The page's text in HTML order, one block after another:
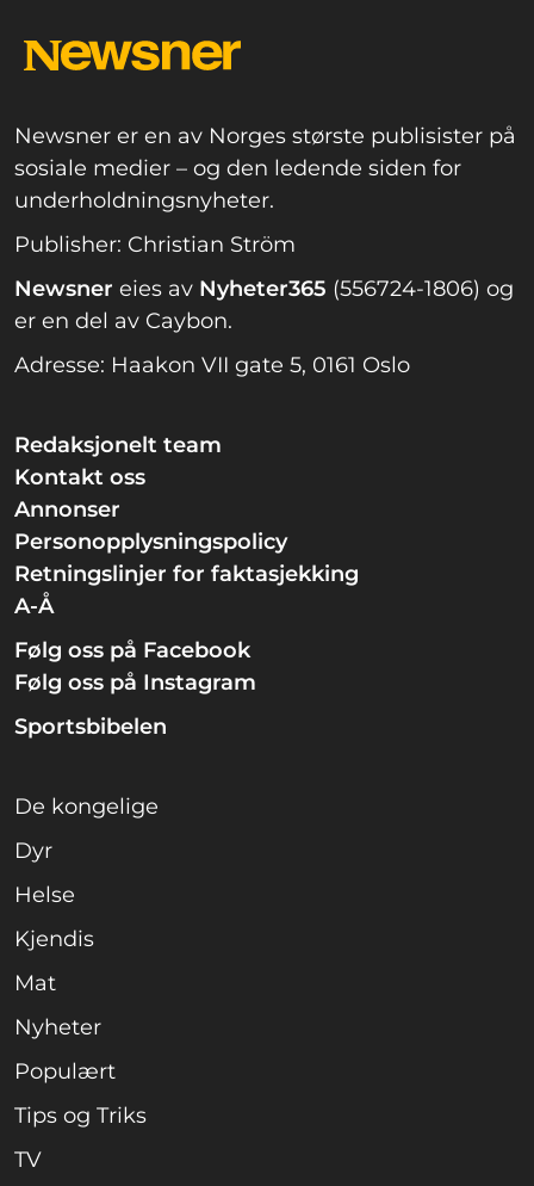
Newsner er en av Norges største publisister på
sosiale medier – og den ledende siden for
underholdningsnyheter.
Publisher: Christian Ström
Newsner eies av Nyheter365 (556724-1806) og
er en del av Caybon.
Adresse: Haakon VII gate 5, 0161 Oslo
Redaksjonelt team
Kontakt oss
Annonser
Personopplysningspolicy
Retningslinjer for faktasjekking
A-Å
Følg oss på Facebook
Følg oss på Instagram
Sportsbibelen
De kongelige
Dyr
Helse
Kjendis
Mat
Nyheter
Populært
Tips og Triks
TV